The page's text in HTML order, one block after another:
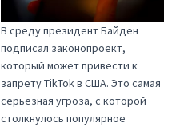
В среду президент Байден
подписал законопроект,
который может привести к
запрету TikTok в США. Это самая
серьезная угроза, с которой
столкнулось популярное